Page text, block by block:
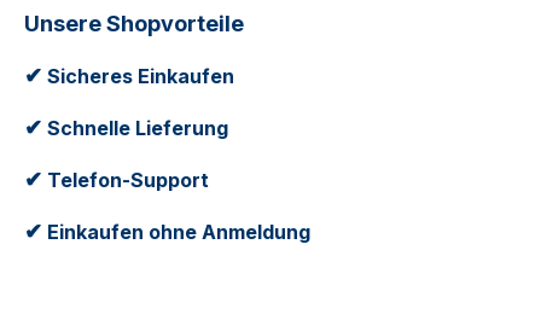
Unsere Shopvorteile
✔ Sicheres Einkaufen
✔ Schnelle Lieferung
✔ Telefon-Support
✔ Einkaufen ohne Anmeldung